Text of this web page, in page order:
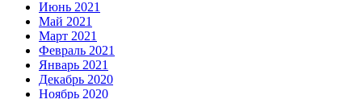
Июнь 2021
Май 2021
Март 2021
Февраль 2021
Январь 2021
Декабрь 2020
Ноябрь 2020